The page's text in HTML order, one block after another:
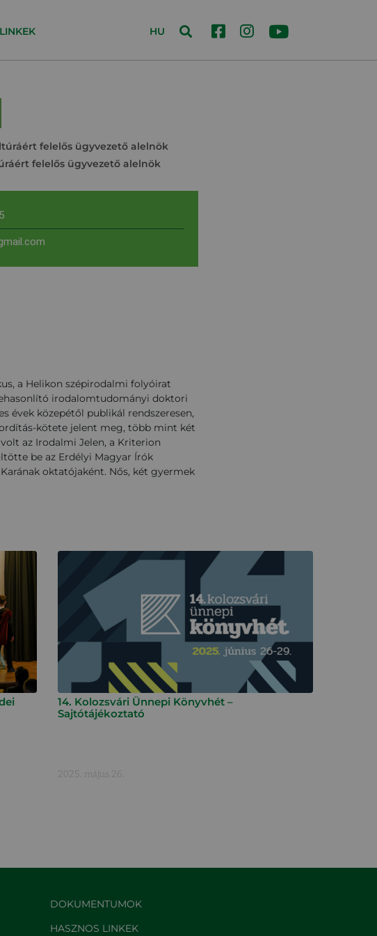
HU
felelős ügyvezető alelnök
felelős ügyvezető alelnök
a Helikon szépirodalmi folyóirat
irodalomtudományi doktori
évek közepétől publikál rendszeresen,
kötete jelent meg, több mint két
az Irodalmi Jelen, a Kriterion
be az Erdélyi Magyar Írók
oktatójaként. Nős, két gyermek
14. Kolozsvári Ünnepi Könyvhét –
Sajtótájékoztató
2025. május 26.
DOKUMENTUMOK
HASZNOS LINKEK